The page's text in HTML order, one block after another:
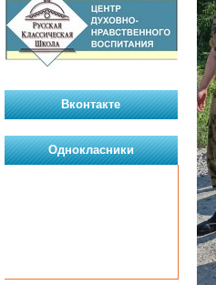
Вконтакте
Однокласники